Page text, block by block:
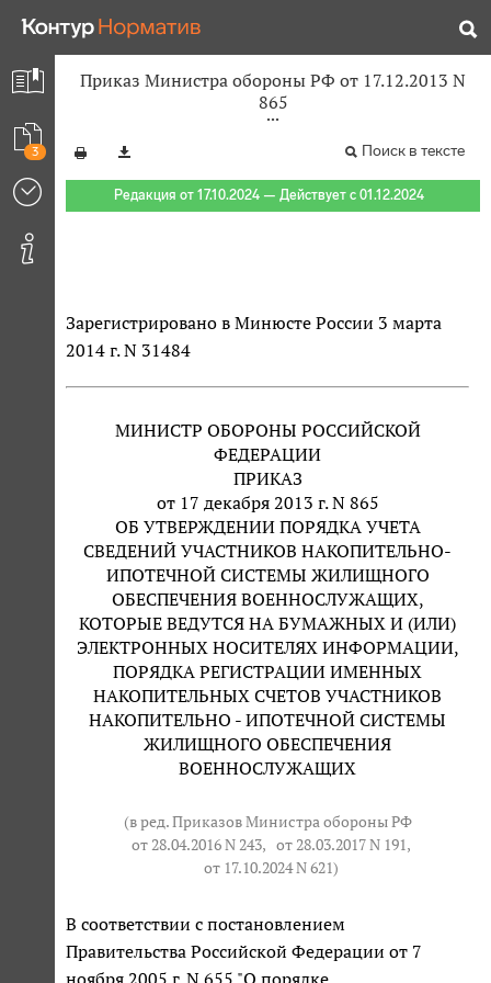
3
Приказ Министра обороны РФ от 17.12.2013 N
865
Поиск в тексте
Редакция от 17.10.2024 — Действует с 01.12.2024
Зарегистрировано в Минюсте России 3 марта
2014 г. N 31484
МИНИСТР ОБОРОНЫ РОССИЙСКОЙ
ФЕДЕРАЦИИ
ПРИКАЗ
от 17 декабря 2013 г. N 865
ОБ УТВЕРЖДЕНИИ ПОРЯДКА УЧЕТА
СВЕДЕНИЙ УЧАСТНИКОВ НАКОПИТЕЛЬНО-
ИПОТЕЧНОЙ СИСТЕМЫ ЖИЛИЩНОГО
ОБЕСПЕЧЕНИЯ ВОЕННОСЛУЖАЩИХ,
КОТОРЫЕ ВЕДУТСЯ НА БУМАЖНЫХ И (ИЛИ)
ЭЛЕКТРОННЫХ НОСИТЕЛЯХ ИНФОРМАЦИИ,
ПОРЯДКА РЕГИСТРАЦИИ ИМЕННЫХ
НАКОПИТЕЛЬНЫХ СЧЕТОВ УЧАСТНИКОВ
НАКОПИТЕЛЬНО - ИПОТЕЧНОЙ СИСТЕМЫ
ЖИЛИЩНОГО ОБЕСПЕЧЕНИЯ
ВОЕННОСЛУЖАЩИХ
(в ред. Приказов Министра обороны РФ
от 28.04.2016 N 243, от 28.03.2017 N 191,
от 17.10.2024 N 621)
В соответствии с постановлением
Правительства Российской Федерации от 7